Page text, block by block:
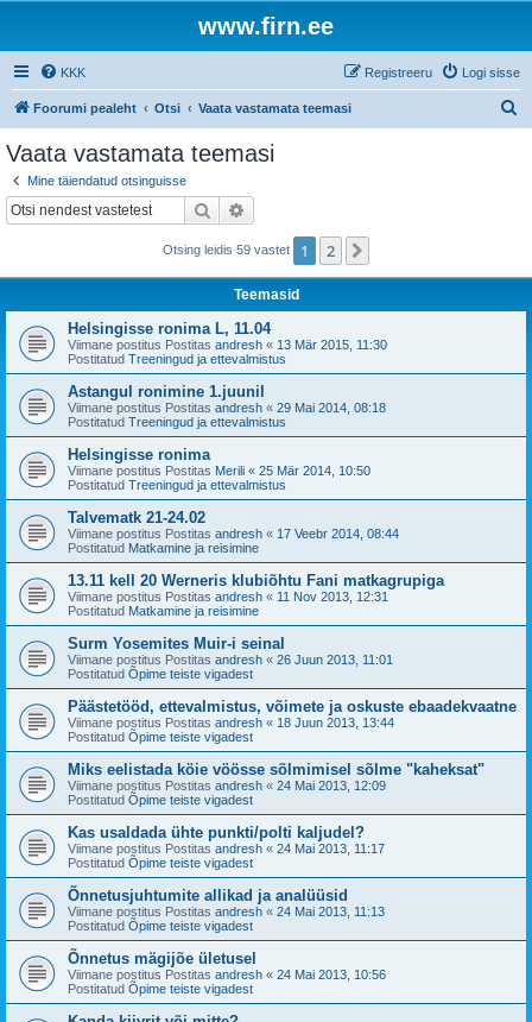
www.firn.ee
KKK Logi sisse
Registreeru
Foorumi pealeht Otsi Vaata vastamata teemasi
Vaata vastamata teemasi
Mine täiendatud otsinguisse
Otsi
Otsing leidis 59 vastet 1 2
Teemasid
Helsingisse ronima L, 11.04
Viimane postitus Postitas andresh « 13 Mär 2015, 11:30
Postitatud Treeningud ja ettevalmistus
Astangul ronimine 1.juunil
Viimane postitus Postitas andresh « 29 Mai 2014, 08:18
Postitatud Treeningud ja ettevalmistus
Helsingisse ronima
Viimane postitus Postitas Merili « 25 Mär 2014, 10:50
Postitatud Treeningud ja ettevalmistus
Talvematk 21-24.02
Viimane postitus Postitas andresh « 17 Veebr 2014, 08:44
Postitatud Matkamine ja reisimine
13.11 kell 20 Werneris klubiõhtu Fani matkagrupiga
Viimane postitus Postitas andresh « 11 Nov 2013, 12:31
Postitatud Matkamine ja reisimine
Surm Yosemites Muir-i seinal
Viimane postitus Postitas andresh « 26 Juun 2013, 11:01
Postitatud Õpime teiste vigadest
Päästetööd, ettevalmistus, võimete ja oskuste ebaadekvaatne
Viimane postitus Postitas andresh « 18 Juun 2013, 13:44
Postitatud Õpime teiste vigadest
Miks eelistada köie vöösse sõlmimisel sõlme "kaheksat"
Viimane postitus Postitas andresh « 24 Mai 2013, 12:09
Postitatud Õpime teiste vigadest
Kas usaldada ühte punkti/polti kaljudel?
Viimane postitus Postitas andresh « 24 Mai 2013, 11:17
Postitatud Õpime teiste vigadest
Õnnetusjuhtumite allikad ja analüüsid
Viimane postitus Postitas andresh « 24 Mai 2013, 11:13
Postitatud Õpime teiste vigadest
Õnnetus mägijõe ületusel
Viimane postitus Postitas andresh « 24 Mai 2013, 10:56
Postitatud Õpime teiste vigadest